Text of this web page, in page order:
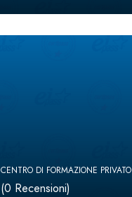
CENTRO DI FORMAZIONE PRIVATO
(0 Recensioni)